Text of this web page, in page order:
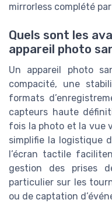
mirrorless complété
Quels sont les
appareil photo
Un appareil photo
compacité, une
formats
capteurs haute
fois la photo et la vue
simplifie la logistique
l’écran tactile
gestion des prises
particulier sur les
ou de captation